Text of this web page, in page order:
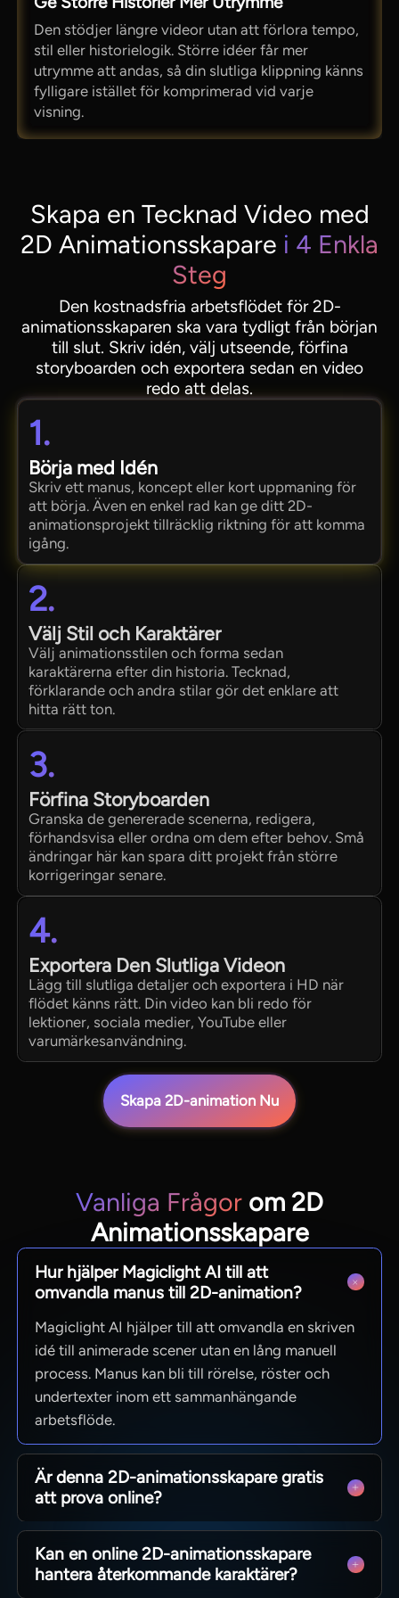
Den stödjer längre videor utan att förlora tempo,
stil eller historielogik. Större idéer får mer
utrymme att andas, så din slutliga klippning känns
fylligare istället för komprimerad vid varje
visning.
Skapa en Tecknad Video med
2D Animationsskapare i 4 Enkla
Steg
Den kostnadsfria arbetsflödet för 2D-
animationsskaparen ska vara tydligt från början
till slut. Skriv idén, välj utseende, förfina
storyboarden och exportera sedan en video
redo att delas.
1.
Börja med Idén
Skriv ett manus, koncept eller kort uppmaning för
att börja. Även en enkel rad kan ge ditt 2D-
animationsprojekt tillräcklig riktning för att komma
igång.
2.
Välj Stil och Karaktärer
Välj animationsstilen och forma sedan
karaktärerna efter din historia. Tecknad,
förklarande och andra stilar gör det enklare att
hitta rätt ton.
3.
Förfina Storyboarden
Granska de genererade scenerna, redigera,
förhandsvisa eller ordna om dem efter behov. Små
ändringar här kan spara ditt projekt från större
korrigeringar senare.
4.
Exportera Den Slutliga Videon
Lägg till slutliga detaljer och exportera i HD när
flödet känns rätt. Din video kan bli redo för
lektioner, sociala medier, YouTube eller
varumärkesanvändning.
Skapa 2D-animation Nu
Vanliga Frågor om 2D
Animationsskapare
Hur hjälper Magiclight AI till att
omvandla manus till 2D-animation?
Magiclight AI hjälper till att omvandla en skriven
idé till animerade scener utan en lång manuell
process. Manus kan bli till rörelse, röster och
undertexter inom ett sammanhängande
arbetsflöde.
Är denna 2D-animationsskapare gratis
att prova online?
Ja, du kan testa arbetsflödet i Magiclight AI innan
du åtar dig ett större projekt. Du kan prova
exempel på animerade videor innan du fortsätter.
Kan en online 2D-animationsskapare
hantera återkommande karaktärer?